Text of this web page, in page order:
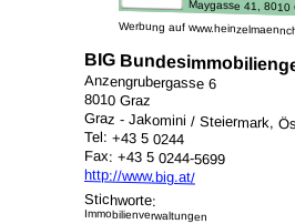
Werbung auf
BIG
Anzengrubergasse 6
8010 Graz
Graz - Jakomini / Steiermark,
Tel: +43 5 0244
Fax: +43 5 0244-5699
http://www.big.at/
Stichworte:
Immobilienverwaltungen